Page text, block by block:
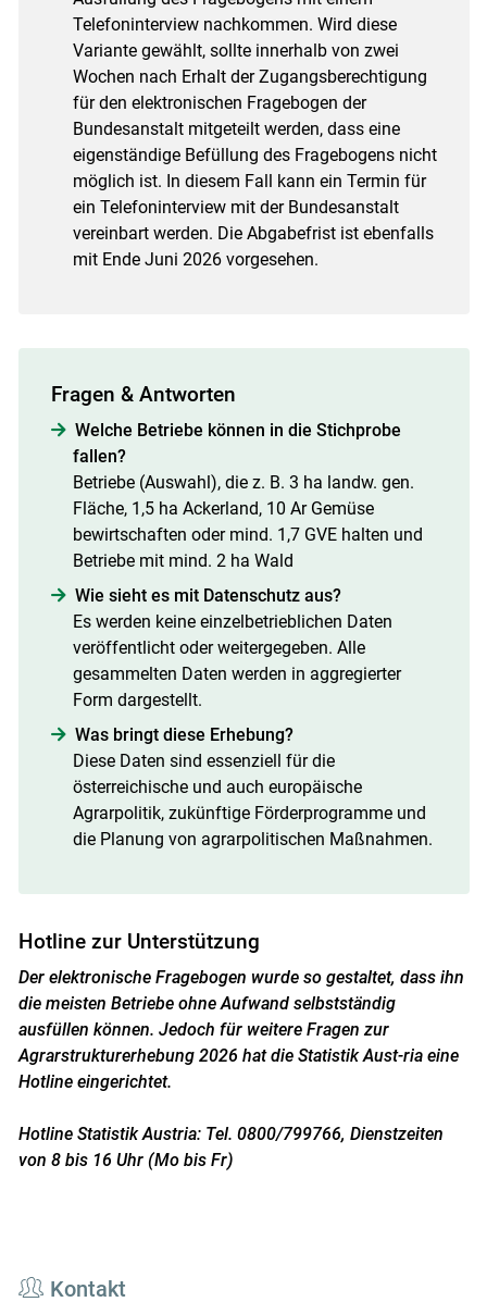
Telefoninterview nachkommen. Wird diese
Variante gewählt, sollte innerhalb von zwei
Wochen nach Erhalt der Zugangsberechtigung
für den elektronischen Fragebogen der
Bundesanstalt mitgeteilt werden, dass eine
eigenständige Befüllung des Fragebogens nicht
möglich ist. In diesem Fall kann ein Termin für
ein Telefoninterview mit der Bundesanstalt
vereinbart werden. Die Abgabefrist ist ebenfalls
mit Ende Juni 2026 vorgesehen.
Fragen & Antworten
Welche Betriebe können in die Stichprobe
fallen?
Betriebe (Auswahl), die z. B. 3 ha landw. gen.
Fläche, 1,5 ha Ackerland, 10 Ar Gemüse
bewirtschaften oder mind. 1,7 GVE halten und
Betriebe mit mind. 2 ha Wald
Wie sieht es mit Datenschutz aus?
Es werden keine einzelbetrieblichen Daten
veröffentlicht oder weitergegeben. Alle
gesammelten Daten werden in aggregierter
Form dargestellt.
Was bringt diese Erhebung?
Diese Daten sind essenziell für die
österreichische und auch europäische
Agrarpolitik, zukünftige Förderprogramme und
die Planung von agrarpolitischen Maßnahmen.
Hotline zur Unterstützung
Der elektronische Fragebogen wurde so gestaltet, dass ihn
die meisten Betriebe ohne Aufwand selbstständig
ausfüllen können. Jedoch für weitere Fragen zur
Agrarstrukturerhebung 2026 hat die Statistik Aust-ria eine
Hotline eingerichtet.
Hotline Statistik Austria: Tel. 0800/799766, Dienstzeiten
von 8 bis 16 Uhr (Mo bis Fr)
Kontakt